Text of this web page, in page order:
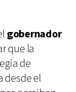
gobernador
que la
de
desde el